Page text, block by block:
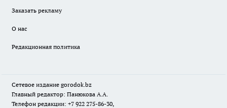
Заказать рекламу
О нас
Редакционная политика
Сетевое издание gorodok.bz
Главный редактор: Панюкова А.А.
Телефон редакции: +7 922 275-86-30,